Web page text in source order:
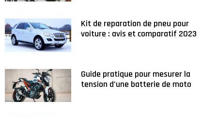
Kit de reparation de pneu pour
voiture : avis et comparatif 2023
Guide pratique pour mesurer la
tension d’une batterie de moto